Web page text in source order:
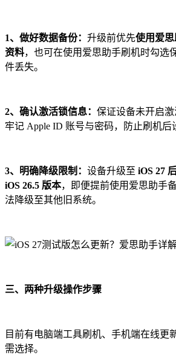
1、做好数据备份： 升级前优先使用爱
资料，也可在使用爱思助手刷机时勾选
件丢失。
2、确认激活锁信息： 保证设备未开启
牢记 Apple ID 账号与密码，防止刷机后
3、明确降级限制： 设备升级至 iOS 27
iOS 26.5 版本，即便提前使用爱思助手
法降级至其他旧系统。
三、两种升级操作步骤
目前有电脑端工具刷机、手机端在线更
需选择。